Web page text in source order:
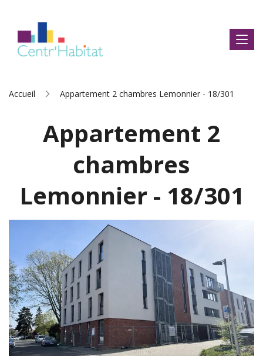
Accueil Appartement 2 chambres Lemonnier - 18/301
Appartement 2
chambres
Lemonnier - 18/301